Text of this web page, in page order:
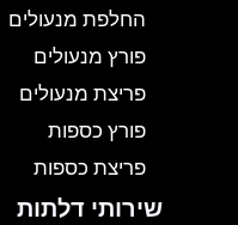
החלפת מנעולים
פורץ מנעולים
פריצת מנעולים
פורץ כספות
פריצת כספות
שירותי דלתות